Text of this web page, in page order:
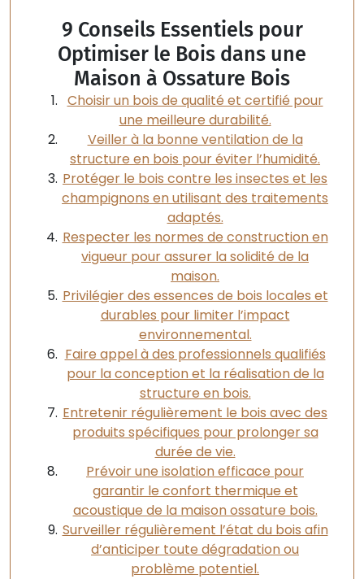
9 Conseils Essentiels pour
Optimiser le Bois dans une
Maison à Ossature Bois
Choisir un bois de qualité et certifié pour
une meilleure durabilité.
Veiller à la bonne ventilation de la
structure en bois pour éviter l’humidité.
Protéger le bois contre les insectes et les
champignons en utilisant des traitements
adaptés.
Respecter les normes de construction en
vigueur pour assurer la solidité de la
maison.
Privilégier des essences de bois locales et
durables pour limiter l’impact
environnemental.
Faire appel à des professionnels qualifiés
pour la conception et la réalisation de la
structure en bois.
Entretenir régulièrement le bois avec des
produits spécifiques pour prolonger sa
durée de vie.
Prévoir une isolation efficace pour
garantir le confort thermique et
acoustique de la maison ossature bois.
Surveiller régulièrement l’état du bois afin
d’anticiper toute dégradation ou
problème potentiel.